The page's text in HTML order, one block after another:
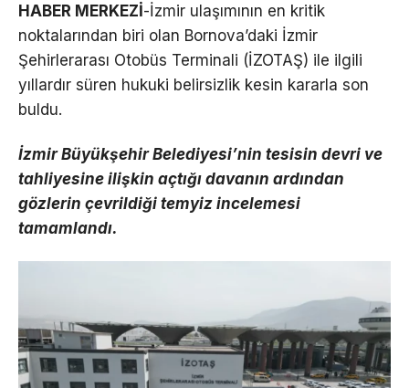
HABER MERKEZİ-İzmir ulaşımının en kritik
noktalarından biri olan Bornova’daki İzmir
Şehirlerarası Otobüs Terminali (İZOTAŞ) ile ilgili
yıllardır süren hukuki belirsizlik kesin kararla son
buldu.
İzmir Büyükşehir Belediyesi’nin tesisin devri ve
tahliyesine ilişkin açtığı davanın ardından
gözlerin çevrildiği temyiz incelemesi
tamamlandı.